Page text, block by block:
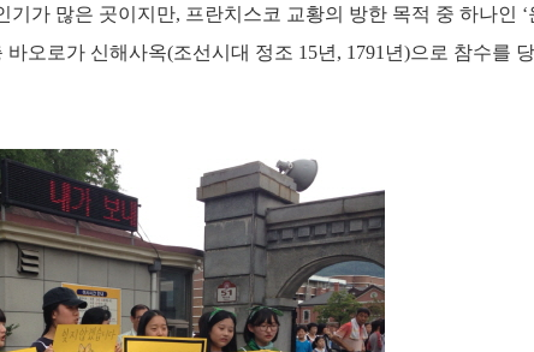
가 많은 곳이지만, 프란치스코 교황의 방한 목적 중 하나인 ‘
오로가 신해사옥(조선시대 정조 15년, 1791년)으로 참수를